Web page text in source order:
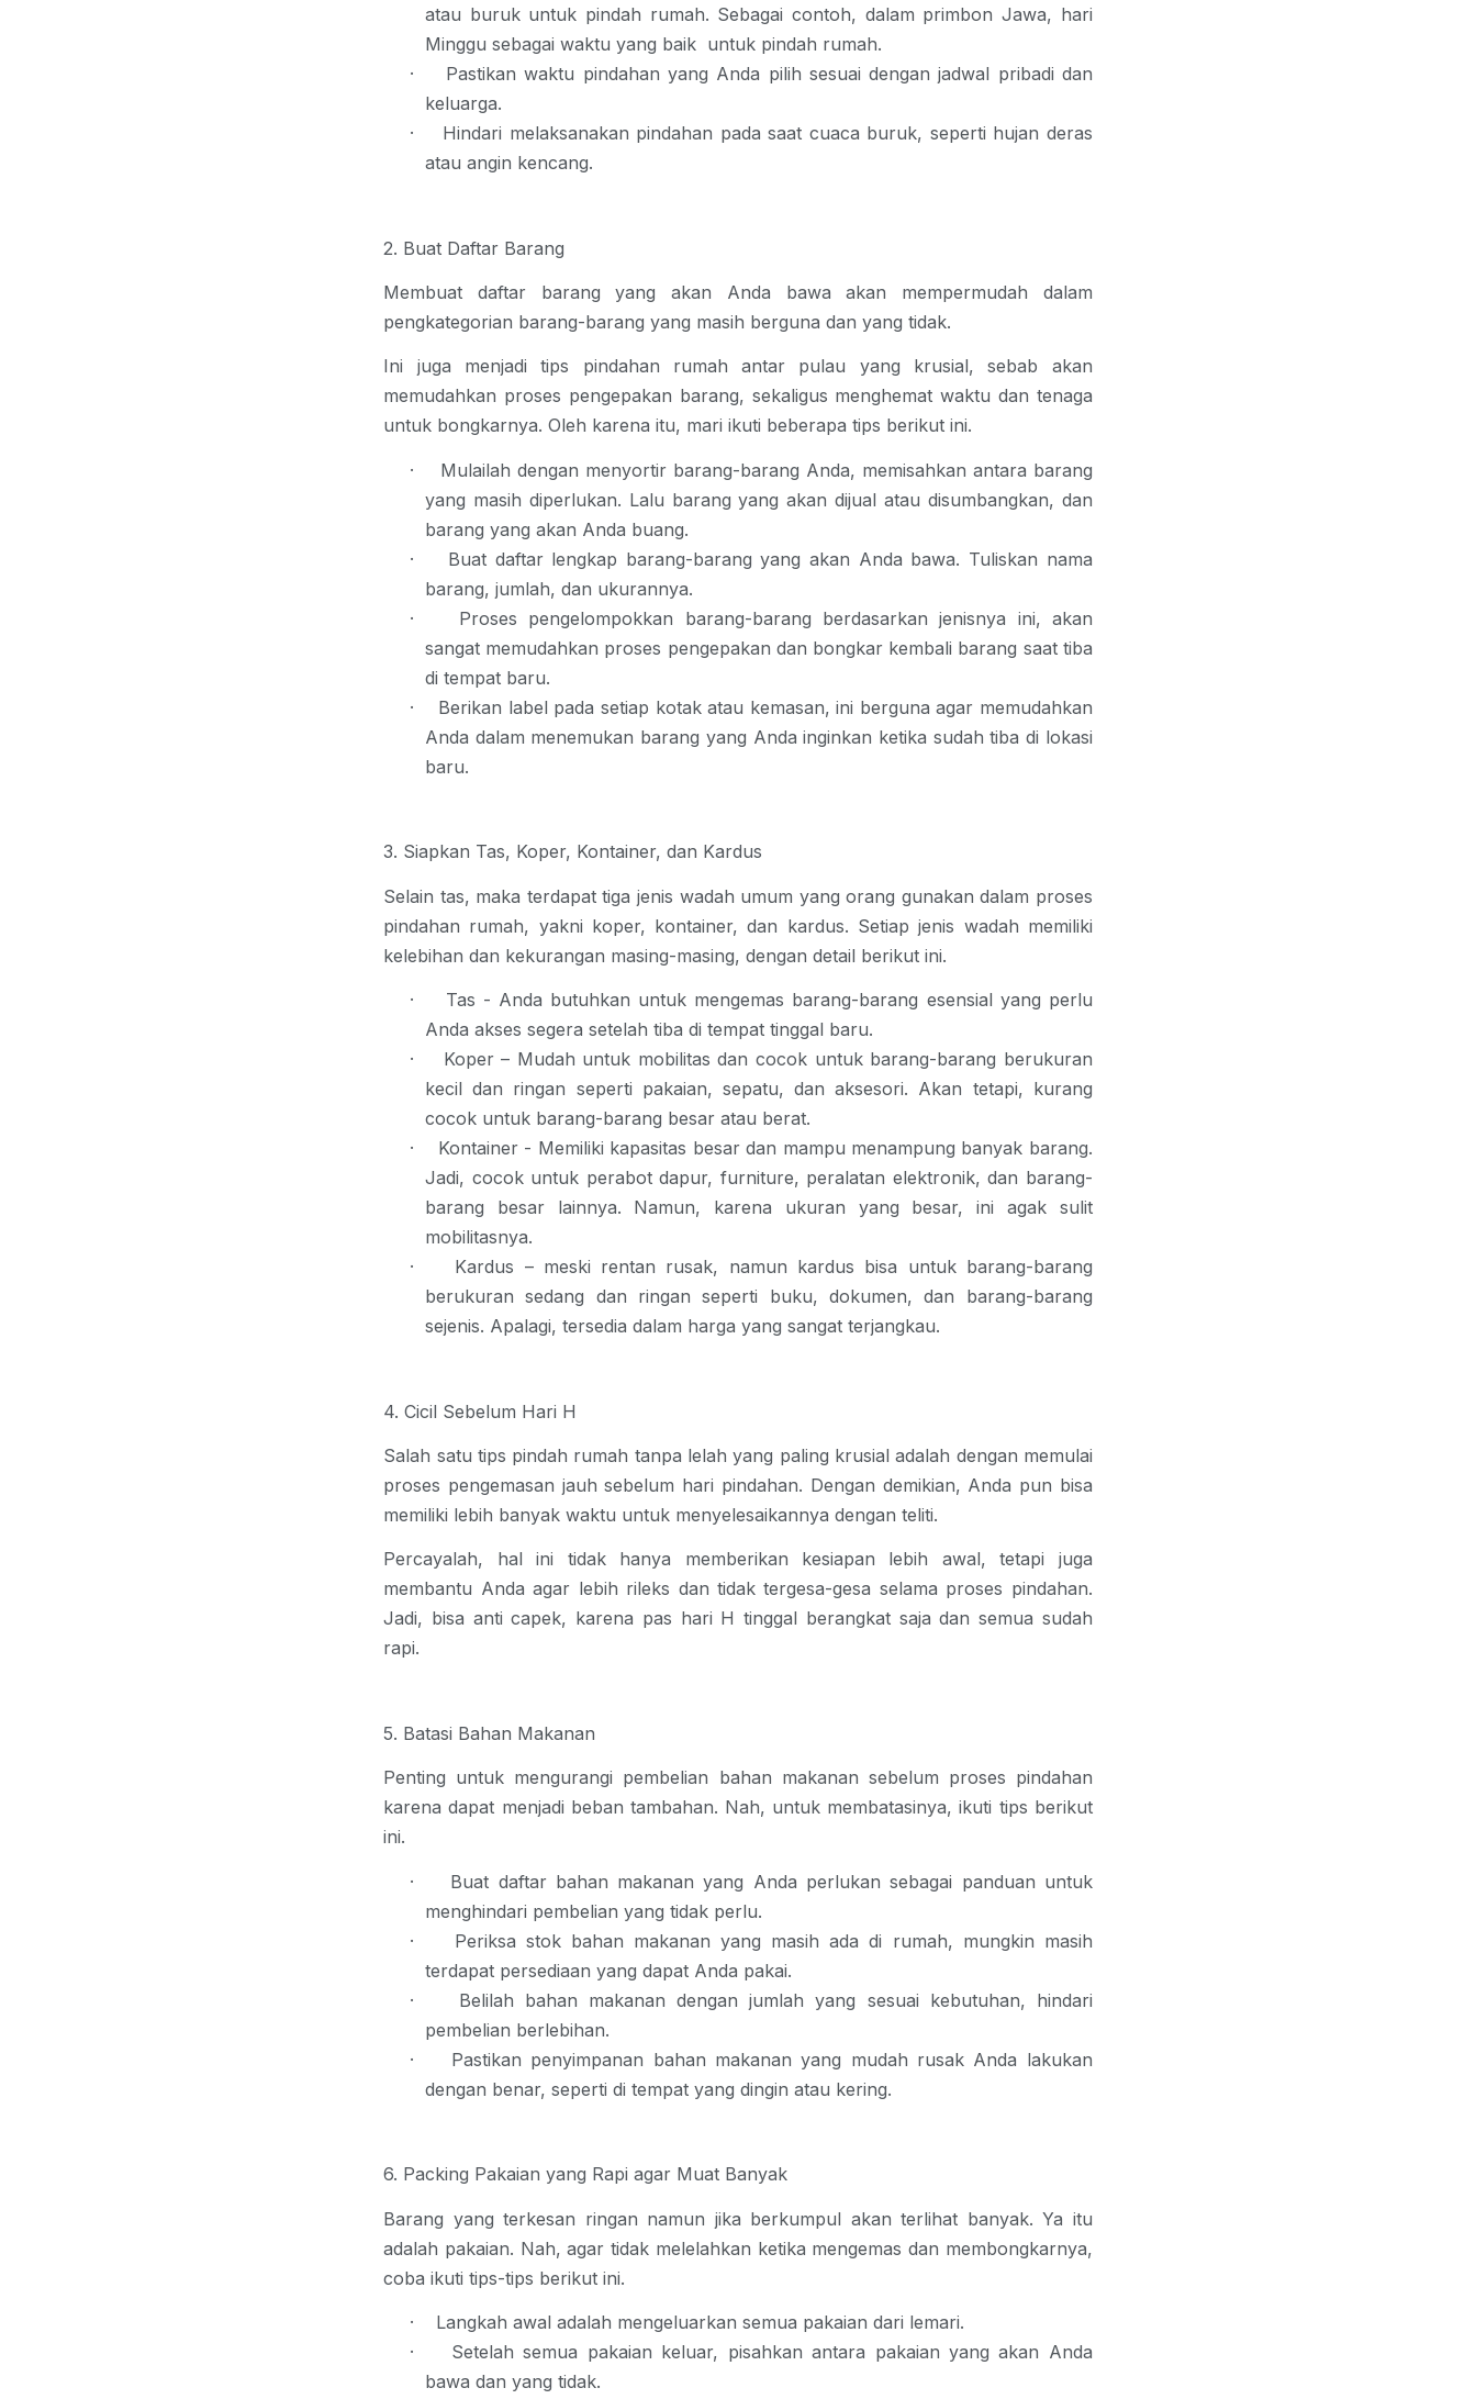
atau buruk untuk pindah rumah. Sebagai contoh, dalam primbon Jawa, hari
Minggu sebagai waktu yang baik untuk pindah rumah.
·
Pastikan waktu pindahan yang Anda pilih sesuai dengan jadwal pribadi dan
keluarga.
·
Hindari melaksanakan pindahan pada saat cuaca buruk, seperti hujan deras
atau angin kencang.
2. Buat Daftar Barang
Membuat daftar barang yang akan Anda bawa akan mempermudah dalam
pengkategorian barang-barang yang masih berguna dan yang tidak.
Ini juga menjaditips pindahan rumah antar pulau yang krusial, sebab akan
memudahkan proses pengepakan barang, sekaligus menghemat waktu dan tenaga
untuk bongkarnya. Oleh karena itu, mari ikuti beberapa tips berikut ini.
·
Mulailah dengan menyortir barang-barang Anda, memisahkan antara barang
yang masih diperlukan. Lalu barang yang akan dijual atau disumbangkan, dan
barang yang akan Anda buang.
·
Buat daftar lengkap barang-barang yang akan Anda bawa. Tuliskan nama
barang, jumlah, dan ukurannya.
·
Proses pengelompokkan barang-barang berdasarkan jenisnya ini, akan
sangat memudahkan proses pengepakan dan bongkar kembali barang saat tiba
di tempat baru.
·
Berikan label pada setiap kotak atau kemasan, ini berguna agar memudahkan
Anda dalam menemukan barang yang Anda inginkan ketika sudah tiba di lokasi
baru.
3. Siapkan Tas, Koper, Kontainer, dan Kardus
Selain tas, maka terdapat tiga jenis wadah umum yang orang gunakan dalam proses
pindahan rumah, yakni koper, kontainer, dan kardus. Setiap jenis wadah memiliki
kelebihan dan kekurangan masing-masing, dengan detail berikut ini.
·
Tas - Anda butuhkan untuk mengemas barang-barang esensial yang perlu
Anda akses segera setelah tiba di tempat tinggal baru.
·
Koper – Mudah untuk mobilitas dan cocok untuk barang-barang berukuran
kecil dan ringan seperti pakaian, sepatu, dan aksesori. Akan tetapi, kurang
cocok untuk barang-barang besar atau berat.
·
Kontainer - Memiliki kapasitas besar dan mampu menampung banyak barang.
Jadi, cocok untuk perabot dapur, furniture, peralatan elektronik, dan barang-
barang besar lainnya. Namun, karena ukuran yang besar, ini agak sulit
mobilitasnya.
·
Kardus – meski rentan rusak, namun kardus bisa untuk barang-barang
berukuran sedang dan ringan seperti buku, dokumen, dan barang-barang
sejenis. Apalagi, tersedia dalam harga yang sangat terjangkau.
4. Cicil Sebelum Hari H
Salah satu tips pindah rumah tanpa lelah yang paling krusial adalah dengan memulai
proses pengemasan jauh sebelum hari pindahan. Dengan demikian, Anda pun bisa
memiliki lebih banyak waktu untuk menyelesaikannya dengan teliti.
Percayalah, hal ini tidak hanya memberikan kesiapan lebih awal, tetapi juga
membantu Anda agar lebih rileks dan tidak tergesa-gesa selama proses pindahan.
Jadi, bisa anti capek, karena pas hari H tinggal berangkat saja dan semua sudah
rapi.
5. Batasi Bahan Makanan
Penting untuk mengurangi pembelian bahan makanan sebelum proses pindahan
karena dapat menjadi beban tambahan. Nah, untuk membatasinya, ikuti tips berikut
ini.
·
Buat daftar bahan makanan yang Anda perlukan sebagai panduan untuk
menghindari pembelian yang tidak perlu.
·
Periksa stok bahan makanan yang masih ada di rumah, mungkin masih
terdapat persediaan yang dapat Anda pakai.
·
Belilah bahan makanan dengan jumlah yang sesuai kebutuhan, hindari
pembelian berlebihan.
·
Pastikan penyimpanan bahan makanan yang mudah rusak Anda lakukan
dengan benar, seperti di tempat yang dingin atau kering.
6. Packing Pakaian yang Rapi agar Muat Banyak
Barang yang terkesan ringan namun jika berkumpul akan terlihat banyak. Ya itu
adalah pakaian. Nah, agar tidak melelahkan ketika mengemas dan membongkarnya,
coba ikuti tips-tips berikut ini.
·
Langkah awal adalah mengeluarkan semua pakaian dari lemari.
·
Setelah semua pakaian keluar, pisahkan antara pakaian yang akan Anda
bawa dan yang tidak.